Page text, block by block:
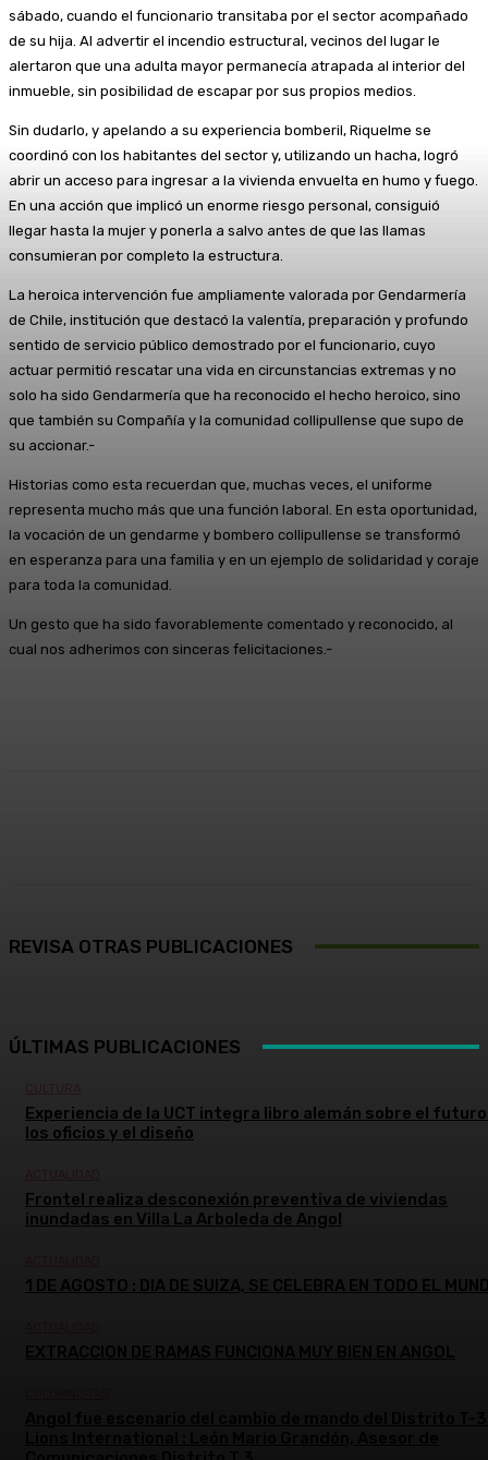
sábado, cuando el funcionario transitaba por el sector acompañado
de su hija. Al advertir el incendio estructural, vecinos del lugar le
alertaron que una adulta mayor permanecía atrapada al interior del
inmueble, sin posibilidad de escapar por sus propios medios.
Sin dudarlo, y apelando a su experiencia bomberil, Riquelme se
coordinó con los habitantes del sector y, utilizando un hacha, logró
abrir un acceso para ingresar a la vivienda envuelta en humo y fuego.
En una acción que implicó un enorme riesgo personal, consiguió
llegar hasta la mujer y ponerla a salvo antes de que las llamas
consumieran por completo la estructura.
La heroica intervención fue ampliamente valorada por Gendarmería
de Chile, institución que destacó la valentía, preparación y profundo
sentido de servicio público demostrado por el funcionario, cuyo
actuar permitió rescatar una vida en circunstancias extremas y no
solo ha sido Gendarmería que ha reconocido el hecho heroico, sino
que también su Compañía y la comunidad collipullense que supo de
su accionar.-
Historias como esta recuerdan que, muchas veces, el uniforme
representa mucho más que una función laboral. En esta oportunidad,
la vocación de un gendarme y bombero collipullense se transformó
en esperanza para una familia y en un ejemplo de solidaridad y coraje
para toda la comunidad.
Un gesto que ha sido favorablemente comentado y reconocido, al
cual nos adherimos con sinceras felicitaciones.-
REVISA OTRAS PUBLICACIONES
ÚLTIMAS PUBLICACIONES
Experiencia de la UCT integra libro alemán sobre el
los oficios y el diseño
Frontel realiza desconexión preventiva de viviendas
inundadas en Villa La Arboleda de Angol
1 DE AGOSTO : DIA DE SUIZA, SE CELEBRA EN TODO EL